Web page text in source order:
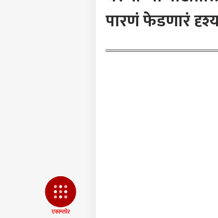
एक्स्प्लोर
पारणं फेडणारं